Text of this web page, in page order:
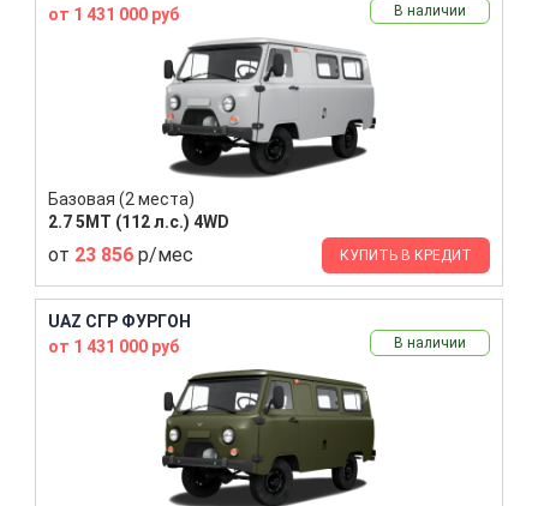
от 1 431 000 руб
В наличии
Базовая (2 места)
2.7 5MT (112 л.с.) 4WD
от 23 856 р/мес КУПИТЬ В КРЕДИТ
UAZ СГР ФУРГОН
от 1 431 000 руб
В наличии